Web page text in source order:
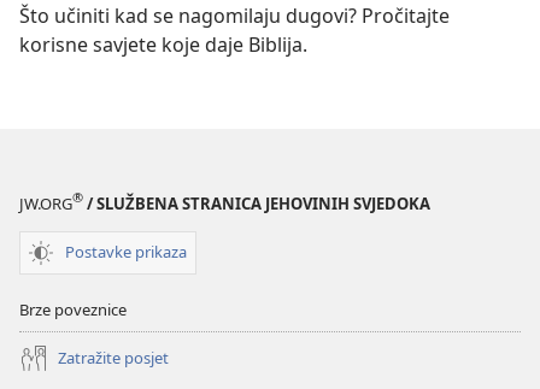
Što učiniti kad se nagomilaju dugovi? Pročitajte
korisne savjete koje daje Biblija.
JW.ORG® / SLUŽBENA STRANICA JEHOVINIH SVJEDOKA
Postavke prikaza
Brze poveznice
Zatražite posjet